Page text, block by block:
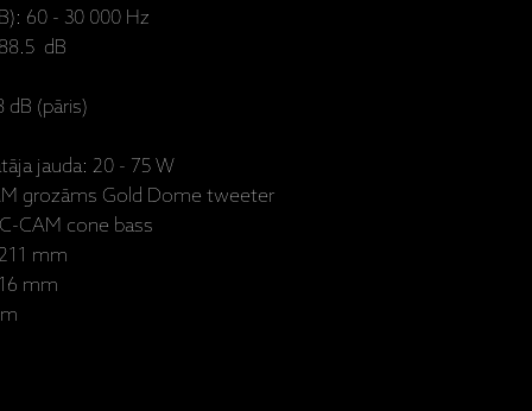
60 - 30 000 Hz
dB
dB (pāris)
jauda: 20 - 75 W
grozāms Gold Dome tweeter
CAM cone bass
mm
mm